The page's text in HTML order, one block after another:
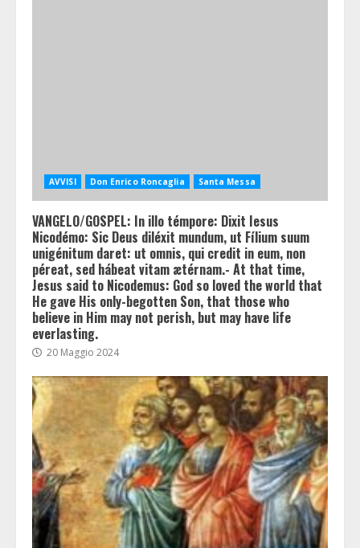
AVVISI Don Enrico Roncaglia Santa Messa
VANGELO/GOSPEL: In illo témpore: Dixit Iesus
Nicodémo: Sic Deus diléxit mundum, ut Fílium suum
unigénitum daret: ut omnis, qui credit in eum, non
péreat, sed hábeat vitam ætérnam.- At that time,
Jesus said to Nicodemus: God so loved the world that
He gave His only-begotten Son, that those who
believe in Him may not perish, but may have life
everlasting.
20 Maggio 2024